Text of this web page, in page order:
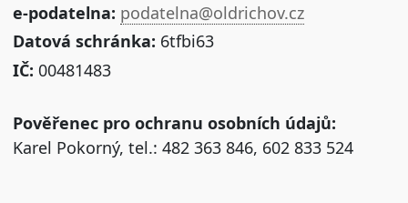
e-podatelna: podatelna@oldrichov.cz
Datová schránka: 6tfbi63
IČ: 00481483
Pověřenec pro ochranu osobních údajů:
Karel Pokorný, tel.: 482 363 846, 602 833 524